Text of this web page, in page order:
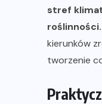
stref
roślinności.
kierunków
tworzenie